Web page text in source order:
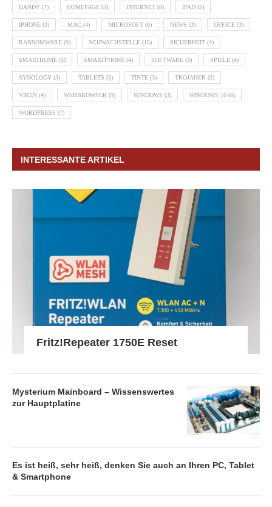
HANDY (7) HOMEPAGE (3) INTERNET (8) IPAD (2)
IPHONE (3) MAC (4) MICROSOFT (6) NEWS (3) OFFICE (3)
RANSOMWARE (9) SCHWACHSTELLE (15) SICHERHEIT (4)
SMARTHOME (5) SMARTPHONE (4) SOFTWARE (3) SPIELE (4)
SYNOLOGY (3) TABLETS (5) TINTE (3) TROJANER (3)
VIREN (4) WEBBROWSER (9) WINDOWS (3) WINDOWS 10 (8)
WORDPRESS (7)
INTERESSANTE ARTIKEL
Fritz!Repeater 1750E Reset
Mysterium Mainboard – Wissenswertes
zur Hauptplatine
Es ist heiß, sehr heiß, denken Sie auch an Ihren PC, Tablet
& Smartphone